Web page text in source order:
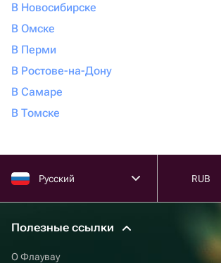
В Новосибирске
В Омске
В Перми
В Ростове-на-Дону
В Самаре
В Томске
Русский RUB
Полезные ссылки
О Флаувау